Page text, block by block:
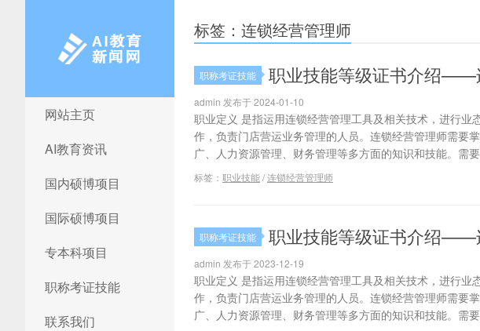
AI教育新闻网
网站主页
AI教育资讯
国内硕博项目
国际硕博项目
专本科项目
职称考证技能
联系我们
标签：连锁经营管理师
职称考证技能 职业技能等级证书介绍——
admin 发布于 2024-01-10
职业定义 是指运用连锁经营管理工具及相关技术，进行
作，负责门店营运业务管理的人员。连锁经营管理师需要
广、人力资源管理、财务管理等多方面的知识和技能。需
标签： 职业技能/连锁经营管理师
职称考证技能 职业技能等级证书介绍——
admin 发布于 2023-12-19
职业定义 是指运用连锁经营管理工具及相关技术，进行
作，负责门店营运业务管理的人员。连锁经营管理师需要
广、人力资源管理、财务管理等多方面的知识和技能。需